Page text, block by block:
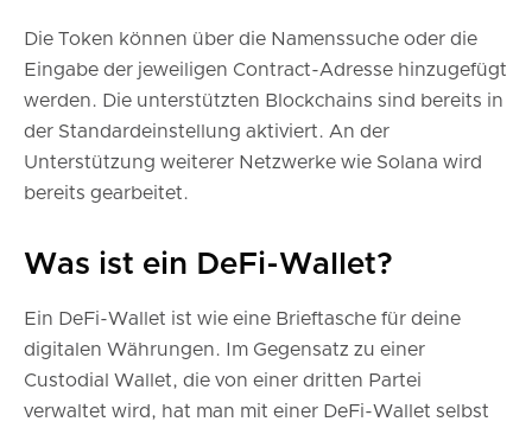
Die Token können über die Namenssuche oder die
Eingabe der jeweiligen Contract-Adresse hinzugefügt
werden. Die unterstützten Blockchains sind bereits in
der Standardeinstellung aktiviert. An der
Unterstützung weiterer Netzwerke wie Solana wird
bereits gearbeitet.
Was ist ein DeFi-Wallet?
Ein DeFi-Wallet ist wie eine Brieftasche für deine
digitalen Währungen. Im Gegensatz zu einer
Custodial Wallet, die von einer dritten Partei
verwaltet wird, hat man mit einer DeFi-Wallet selbst